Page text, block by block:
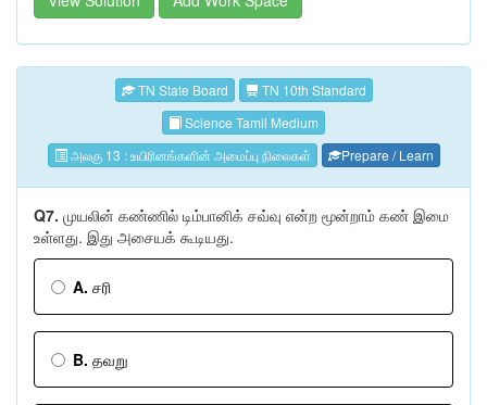
TN State Board
TN 10th Standard
Science Tamil Medium
அலகு 13 : உயிரினங்களின் அமைப்பு நிலைகள்
Prepare / Learn
Q7. முயலின் கண்ணில் டிம்பானிக் சவ்வு என்ற மூன்றாம் கண் இமை
உள்ளது. இது அசையக் கூடியது.
A. சரி
B. தவறு